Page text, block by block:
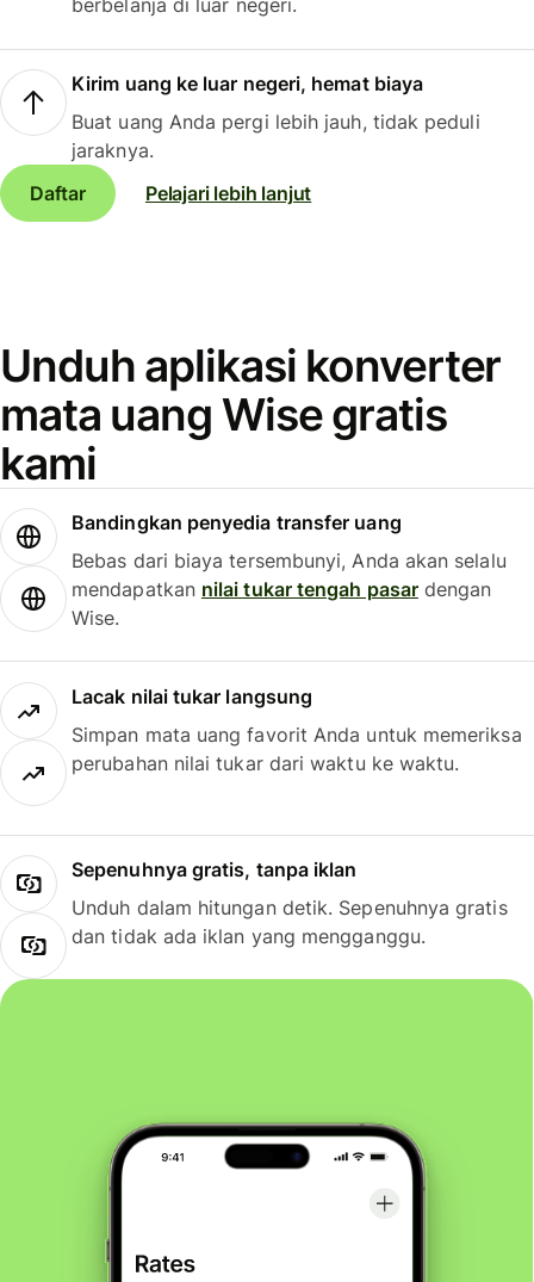
berbelanja di luar negeri.
Kirim uang ke luar negeri, hemat biaya
Buat uang Anda pergi lebih jauh, tidak peduli
jaraknya.
Daftar
Pelajari lebih lanjut
Unduh aplikasi konverter
mata uang Wise gratis
kami
Bandingkan penyedia transfer uang
Bebas dari biaya tersembunyi, Anda akan selalu
mendapatkan nilai tukar tengah pasardengan
Wise.
Lacak nilai tukar langsung
Simpan mata uang favorit Anda untuk memeriksa
perubahan nilai tukar dari waktu ke waktu.
Sepenuhnya gratis, tanpa iklan
Unduh dalam hitungan detik. Sepenuhnya gratis
dan tidak ada iklan yang mengganggu.